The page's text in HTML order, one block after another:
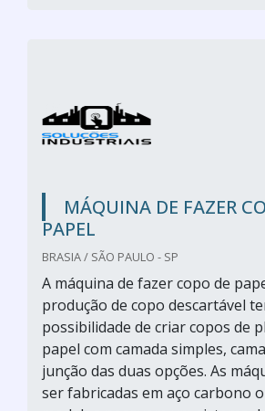
MÁQUINA DE FAZER
PAPEL
BRASIA / SÃO PAULO - SP
A máquina de fazer copo de
produção de copo descartável
possibilidade de criar copos de
papel com camada simples,
junção das duas opções. As
ser fabricadas em aço carbono